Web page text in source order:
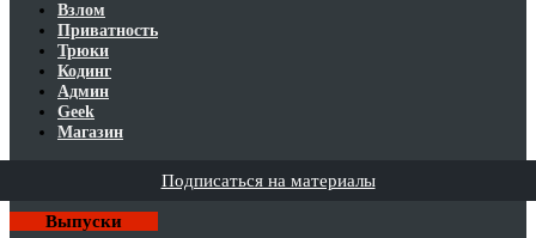
Взлом
Приватность
Трюки
Кодинг
Админ
Geek
Магазин
Подписаться на материалы
Выпуски